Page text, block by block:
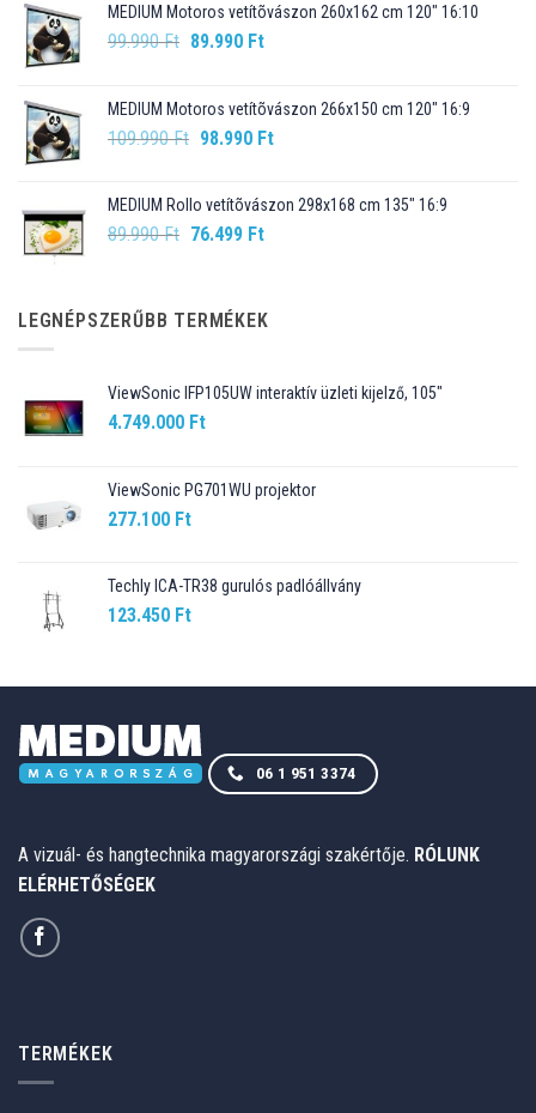
MEDIUM Motoros vetítõvászon 260x162 cm 120" 16:10
99.990Ft Original
99.990 Ft.
89.990 FtCurrent
89.990 Ft.
MEDIUM Motoros vetítõvászon 266x150 cm 120" 16:9
109.990Ft Original
109.990 Ft.
98.990 FtCurrent
98.990 Ft.
MEDIUM Rollo vetítõvászon 298x168 cm 135" 16:9
89.990Ft Original
89.990 Ft.
76.499 FtCurrent
76.499 Ft.
LEGNÉPSZERŰBB TERMÉKEK
ViewSonic IFP105UW interaktív üzleti kijelző, 105"
4.749.000 Ft
ViewSonic PG701WU projektor
277.100 Ft
Techly ICA-TR38 gurulós padlóállvány
123.450 Ft
06 1 951 3374
A vizuál- és hangtechnika magyarországi szakértője. RÓLUNK
ELÉRHETŐSÉGEK
TERMÉKEK